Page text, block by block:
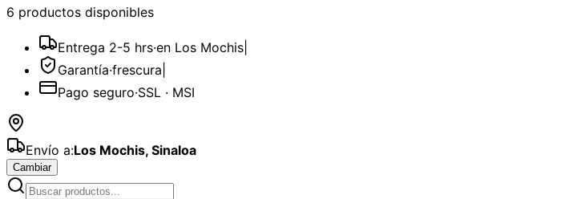
6 productos disponibles
Entrega 2-5 hrs·en Los Mochis
Garantía·frescura
Pago seguro·SSL · MSI
Envío a:Los Mochis, Sinaloa
Cambiar
Catálogo deLilys y Stargazer